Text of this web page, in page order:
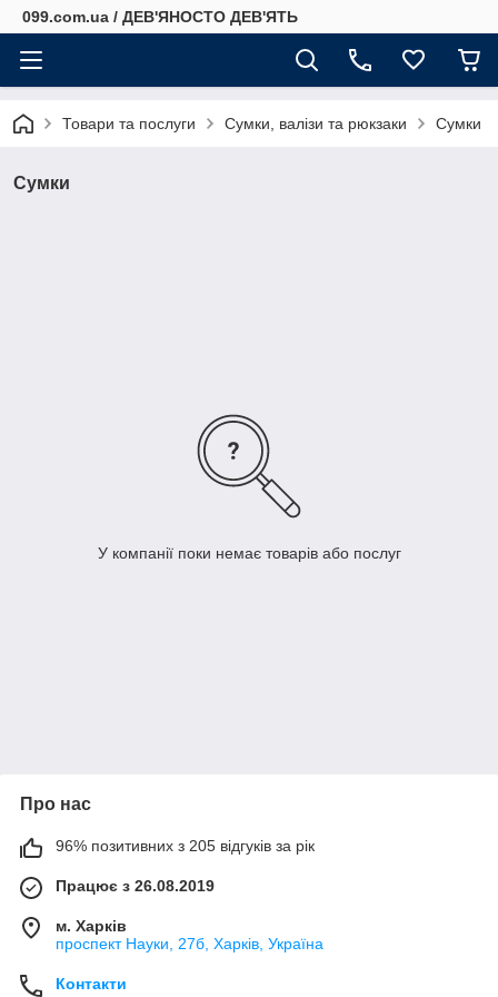
099.com.ua / ДЕВ'ЯНОСТО ДЕВ'ЯТЬ
Товари та послуги Сумки, валізи та рюкзаки Сумки
Сумки
У компанії поки немає товарів або послуг
Про нас
96% позитивних з 205 відгуків за рік
Працює з 26.08.2019
м. Харків
проспект Науки, 27б, Харків, Україна
Контакти